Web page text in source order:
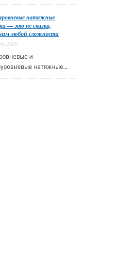
натяжные
— это не сказка,
любой сложности
2026
и
натяжные...